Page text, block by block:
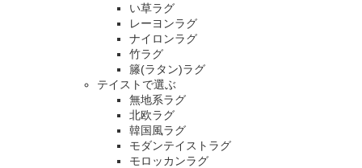
い草ラグ
レーヨンラグ
ナイロンラグ
竹ラグ
籐(ラタン)ラグ
テイストで選ぶ
無地系ラグ
北欧ラグ
韓国風ラグ
モダンテイストラグ
モロッカンラグ